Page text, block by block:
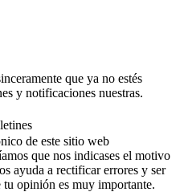
que ya no estés
y notificaciones nuestras.
de este sitio web
que nos indicases el motivo
ayuda a rectificar errores y ser
tu opinión es muy importante.